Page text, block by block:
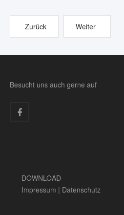
Zurück Weiter
Besucht uns auch gerne auf
DOWNLOAD
Impressum | Datenschutz